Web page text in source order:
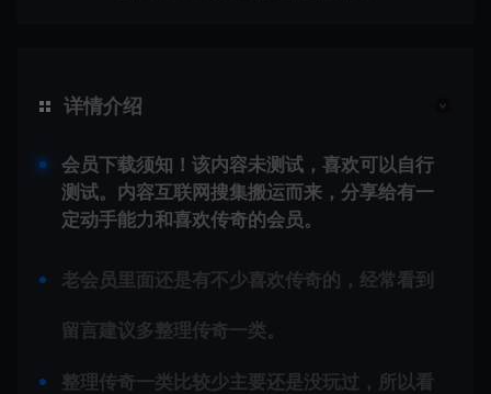
详情介绍
会员下载须知！该内容未测试，喜欢可以自行
测试。内容互联网搜集搬运而来，分享给有一
定动手能力和喜欢传奇的会员。
老会员里面还是有不少喜欢传奇的，经常看到
留言建议多整理传奇一类。
整理传奇一类比较少主要还是没玩过，所以看